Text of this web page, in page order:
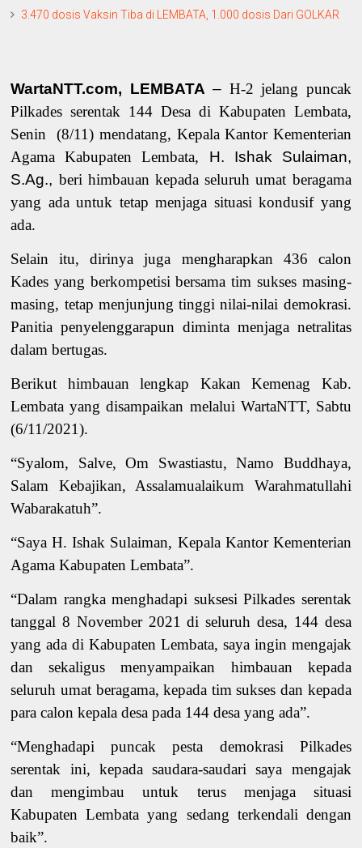
3.470 dosis Vaksin Tiba di LEMBATA, 1.000 dosis Dari GOLKAR
WartaNTT.com, LEMBATA – H-2 jelang puncak
Pilkades serentak 144 Desa di Kabupaten Lembata,
Senin (8/11) mendatang, Kepala Kantor Kementerian
Agama Kabupaten Lembata, H. Ishak Sulaiman,
S.Ag., beri himbauan kepada seluruh umat beragama
yang ada untuk tetap menjaga situasi kondusif yang
ada.
Selain itu, dirinya juga mengharapkan 436 calon
Kades yang berkompetisi bersama tim sukses masing-
masing, tetap menjunjung tinggi nilai-nilai demokrasi.
Panitia penyelenggarapun diminta menjaga netralitas
dalam bertugas.
Berikut himbauan lengkap Kakan Kemenag Kab.
Lembata yang disampaikan melalui WartaNTT, Sabtu
(6/11/2021).
“Syalom,
Salve, Om Swastiastu, Namo Buddhaya,
Salam Kebajikan,
Assalamualaikum Warahmatullahi
Wabarakatuh”.
“Saya H. Ishak Sulaiman, Kepala Kantor Kementerian
Agama Kabupaten Lembata”.
“Dalam rangka menghadapi suksesi Pilkades serentak
tanggal 8 November 2021 di seluruh desa, 144 desa
yang ada di Kabupaten Lembata, saya ingin mengajak
dan sekaligus menyampaikan himbauan kepada
seluruh umat beragama, kepada tim sukses dan kepada
para calon kepala desa pada 144 desa yang ada”.
“Menghadapi puncak pesta demokrasi Pilkades
serentak ini, kepada saudara-saudari saya mengajak
dan mengimbau untuk terus menjaga situasi
Kabupaten Lembata yang sedang terkendali dengan
baik”.